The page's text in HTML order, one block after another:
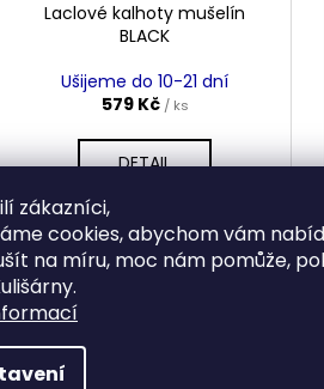
zákazníci,
cookies, abychom vám
na míru, moc nám pomůže,
Laclové kalhoty mušelín
BLACK
Ušijeme do 10-21 dní
579 Kč / ks
DETAIL
62 68 74 80 86 92